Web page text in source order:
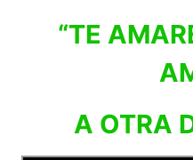
“TE
A OTRA